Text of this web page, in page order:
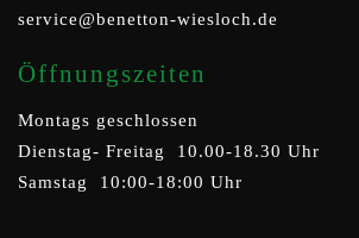
service@benetton-wiesloch.de
Öffnungszeiten
Montags geschlossen
Dienstag- Freitag 10.00-18.30 Uhr
Samstag 10:00-18:00 Uhr